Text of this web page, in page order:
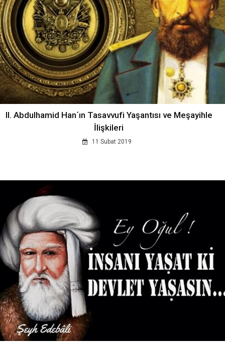
II. Abdulhamid Han´ın Tasavvufi Yaşantısı ve Meşayihle
İlişkileri
11 Subat 2019